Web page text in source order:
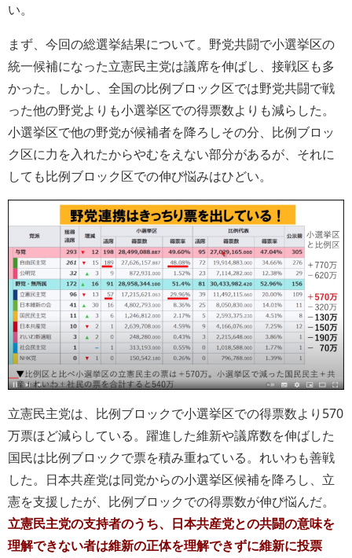
い。
まず、今回の総選挙結果について。野党共闘で小選挙区の
統一候補になった立憲民主党は議席を伸ばし、接戦区も多
かった。しかし、全国の比例ブロック区では野党共闘で戦
った他の野党よりも小選挙区での得票数よりも減らした。
小選挙区で他の野党が候補者を降ろしその分、比例ブロッ
ク区に力を入れたからやむをえない部分があるが、それに
しても比例ブロック区での伸び悩みはひどい。
立憲民主党は、比例ブロックで小選挙区での得票数より570
万票ほど減らしている。躍進した維新や議席数を伸ばした
国民は比例ブロックで票を積み重ねている。れいわも善戦
した。日本共産党は同党からの小選挙区候補を降ろし、立
憲を支援したが、比例ブロックでの得票数が伸び悩んだ。
立憲民主党の支持者のうち、日本共産党との共闘の意味を
理解できない者は維新の正体を理解できずに維新に投票